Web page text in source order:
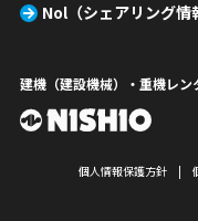
Nol（シェアリング情
建機（建設機械）・重機レ
個人情報保護方針